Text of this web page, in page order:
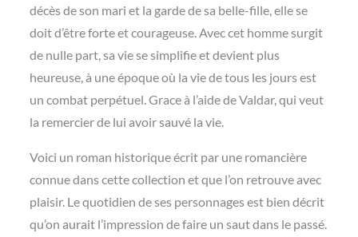
décès de son mari et la garde de sa belle-fille, elle se
doit d’être forte et courageuse. Avec cet homme surgit
de nulle part, sa vie se simplifie et devient plus
heureuse, à une époque où la vie de tous les jours est
un combat perpétuel. Grace à l’aide de Valdar, qui veut
la remercier de lui avoir sauvé la vie.
Voici un roman historique écrit par une romancière
connue dans cette collection et que l’on retrouve avec
plaisir. Le quotidien de ses personnages est bien décrit
qu’on aurait l’impression de faire un saut dans le passé.